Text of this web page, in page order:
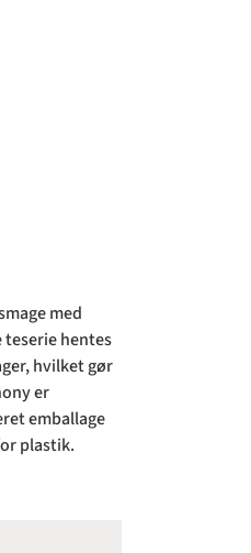
med
teserie hentes
hvilket gør
er
emballage
plastik.